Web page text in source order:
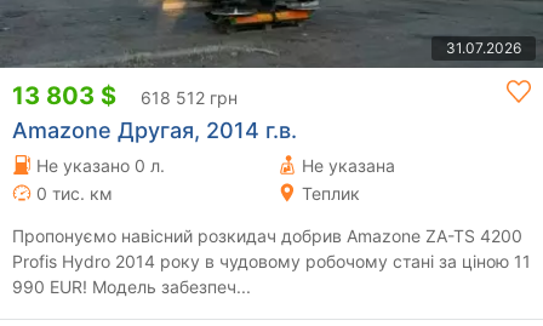
31.07.2026
13 803 $ 618 512 грн
Amazone Другая, 2014 г.в.
Не указано 0 л.
Не указана
0 тис. км
Теплик
Пропонуємо навісний розкидач добрив Amazone ZA-TS 4200
Profis Hydro 2014 року в чудовому робочому стані за ціною 11
990 EUR! Модель забезпеч...